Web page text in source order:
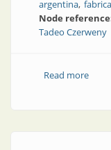
argentina
Node
Tadeo Czerweny
Read more